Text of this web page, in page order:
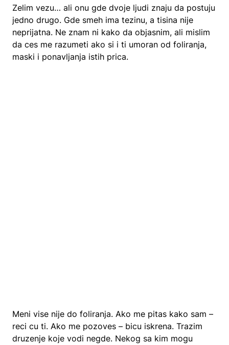
Zelim vezu… ali onu gde dvoje ljudi znaju da postuju
jedno drugo. Gde smeh ima tezinu, a tisina nije
neprijatna. Ne znam ni kako da objasnim, ali mislim
da ces me razumeti ako si i ti umoran od foliranja,
maski i ponavljanja istih prica.
Meni vise nije do foliranja. Ako me pitas kako sam –
reci cu ti. Ako me pozoves – bicu iskrena. Trazim
druzenje koje vodi negde. Nekog sa kim mogu